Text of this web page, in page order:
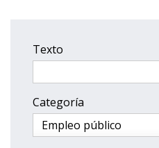
Texto
Categoría